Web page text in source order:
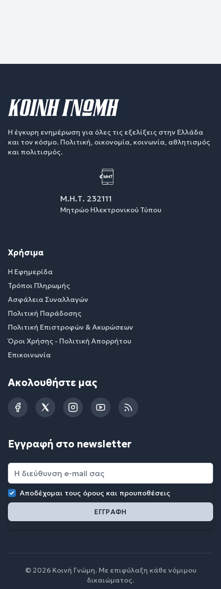
Η έγκυρη ενημέρωση για όλες τις εξελίξεις στην Ελλάδα
και τον κόσμο. Πολιτική, οικονομία, κοινωνία, αθλητισμός
και πολιτισμός.
Μ.Η.Τ. 232111
Μητρώο Ηλεκτρονικού Τύπου
Χρήσιμα
Η Εφημερίδα
Τρόποι Πληρωμής
Ασφάλεια Συναλλαγών
Πολιτική Παράδοσης
Πολιτική Επιστροφών & Ακυρώσεων
Όροι Χρήσης - Πολιτική Απορρήτου
Επικοινωνία
Ακολουθήστε μας
FacebookTwitterInstagramYouTubeRSS
Εγγραφή στο newsletter
Αποδέχομαι τους όρους και προυποθέσεις
© 2026 Κοινή Γνώμη. Με επιφύλαξη κάθε νόμιμου
δικαιώματος.